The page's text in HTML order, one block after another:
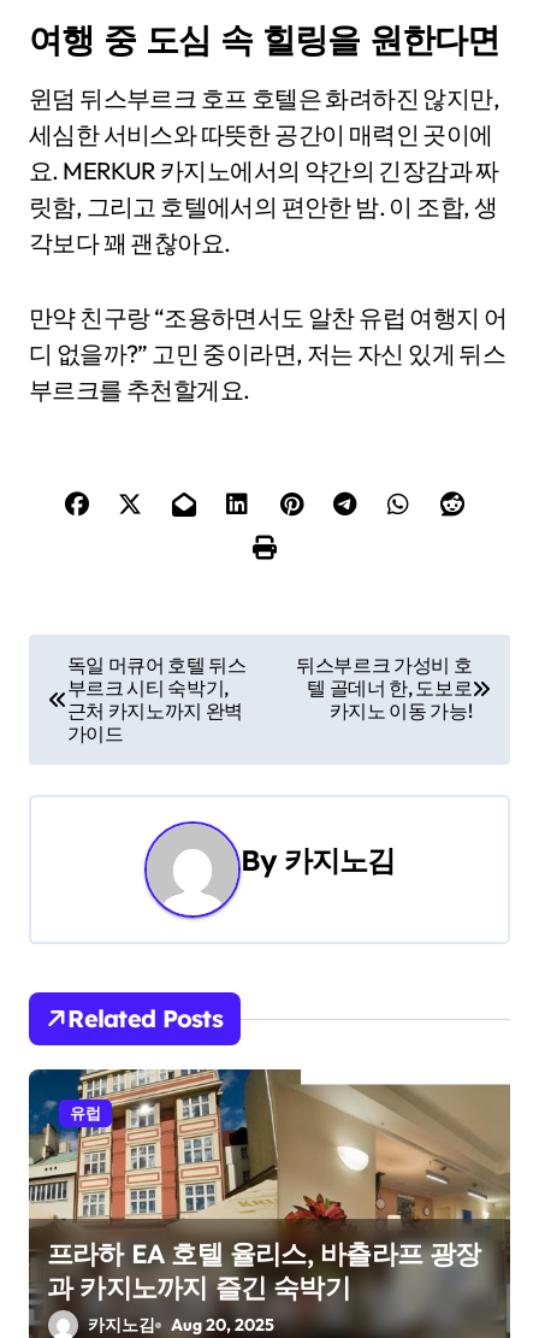
여행 중 도심 속 힐링을 원한다면
윈덤 뒤스부르크 호프 호텔은 화려하진 않지만,
세심한 서비스와 따뜻한 공간이 매력인 곳이에
요. MERKUR 카지노에서의 약간의 긴장감과 짜
릿함, 그리고 호텔에서의 편안한 밤. 이 조합, 생
각보다 꽤 괜찮아요.
만약 친구랑 “조용하면서도 알찬 유럽 여행지 어
디 없을까?” 고민 중이라면, 저는 자신 있게 뒤스
부르크를 추천할게요.
o
s
t
v
i
g
a
t
i
o
n
독일 머큐어 호텔 뒤스
부르크 시티 숙박기,
근처 카지노까지 완벽
가이드
뒤스부르크 가성비 호
텔 골데너 한, 도보로
카지노 이동 가능!
By 카지노김
Related Posts
유럽
프라하 EA 호텔 율리스, 바츨라프 광장
과 카지노까지 즐긴 숙박기
카지노김 Aug 20, 2025